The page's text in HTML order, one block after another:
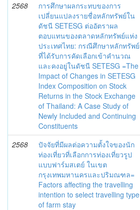
2568
การศึกษาผลกระทบของการ
เปลี่ยนแปลงรายชื่อหลักทรัพย์ใน
ดัชนี SETESG ต่ออัตราผล
ตอบแทนของตลาดหลักทรัพย์แห่ง
ประเทศไทย: กรณีศึกษาหลักทรัพย์
ที่ได้รับการคัดเลือกเข้าคำนวณ
และคงอยู่ในดัชนี SETESG =The
Impact of Changes in SETESG
Index Composition on Stock
Returns in the Stock Exchange
of Thailand: A Case Study of
Newly Included and Continuing
Constituents
2568
ปัจจัยที่มีผลต่อความตั้งใจของนัก
ท่องเที่ยวที่เลือกการท่องเที่ยวรูป
แบบฟาร์มสเตย์ ในเขต
กรุงเทพมหานครและปริมณฑล=
Factors affecting the travelling
intention to select travelling type
of farm stay